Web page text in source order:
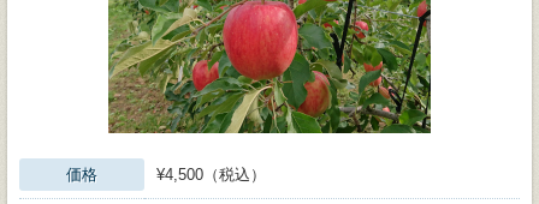
価格 ¥4,500（税込）